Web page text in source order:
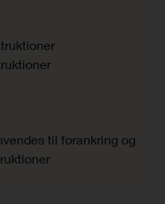
til forankring og